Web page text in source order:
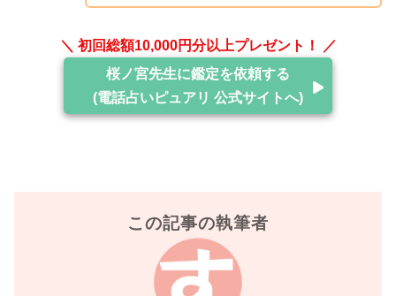
＼ 初回総額10,000円分以上プレゼント！ ／
桜ノ宮先生に鑑定を依頼する
(電話占いピュアリ 公式サイトへ)
この記事の執筆者